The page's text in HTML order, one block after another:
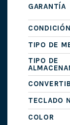
GARANTÍA
CONDICIÓN
TIPO DE
TIPO DE
TECLADO
COLOR